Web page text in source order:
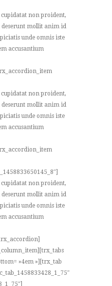
cupidatat non proident,
mollit anim id
unde omnis iste
accusantium
cupidatat non proident,
mollit anim id
unde omnis iste
accusantium
cupidatat non proident,
mollit anim id
unde omnis iste
accusantium
»4em »][trx_tab